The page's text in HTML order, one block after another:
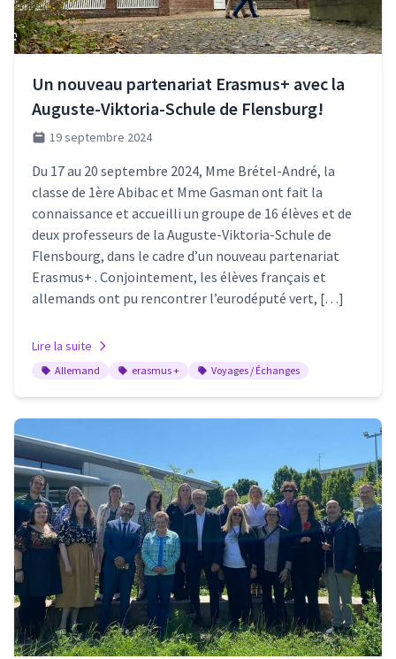
Un nouveau partenariat Erasmus+ avec la
Auguste-Viktoria-Schule de Flensburg!
19 septembre 2024
Du 17 au 20 septembre 2024, Mme Brétel-André, la
classe de 1ère Abibac et Mme Gasman ont fait la
connaissance et accueilli un groupe de 16 élèves et de
deux professeurs de la Auguste-Viktoria-Schule de
Flensbourg, dans le cadre d’un nouveau partenariat
Erasmus+ . Conjointement, les élèves français et
allemands ont pu rencontrer l’eurodéputé vert, […]
Lire la suite
Allemand erasmus + Voyages / Échanges